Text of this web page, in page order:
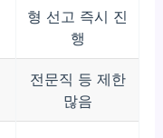
형 선고 즉시 진
행
전문직 등 제한
많음